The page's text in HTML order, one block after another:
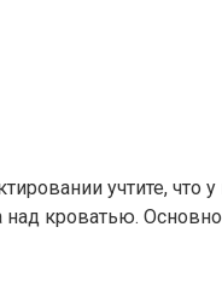
учтите, что
кроватью.